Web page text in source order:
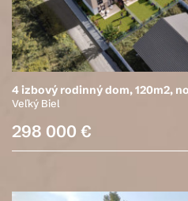
4 izbový rodinný dom, 120m2,
Veľký Biel
298 000 €